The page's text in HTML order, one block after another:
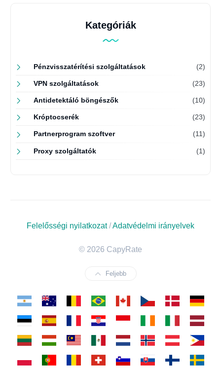
Kategóriák
Pénzvisszatérítési szolgáltatások (2)
VPN szolgáltatások (23)
Antidetektáló böngészők (10)
Króptocserék (23)
Partnerprogram szoftver (11)
Proxy szolgáltatók (1)
Felelősségi nyilatkozat/Adatvédelmi irányelvek
© 2026 CapyRate
Feljebb